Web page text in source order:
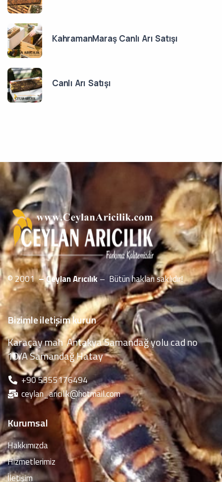
KahramanMaraş Canlı Arı Satışı
Canlı Arı Satışı
© 2001– Ceylan Arıcılık– Bütün hakları saklıdır!
Bizimle iletişim kurun
Karaçay mah Antakya Samandağ yolu cad no
10/A Samandağ Hatay
‪+90 5355176494
ceylan_aricilik@hotmail.com
Kurumsal
Hakkımızda
Hizmetlerimiz
İletişim